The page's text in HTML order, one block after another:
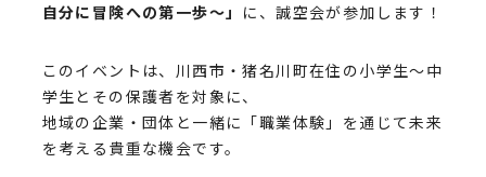
自分に冒険への第一歩～」 に、誠空会が参加します！
このイベントは、川西市・猪名川町在住の小学生〜中
学生とその保護者を対象に、
地域の企業・団体と一緒に「職業体験」を通じて未来
を考える貴重な機会です。